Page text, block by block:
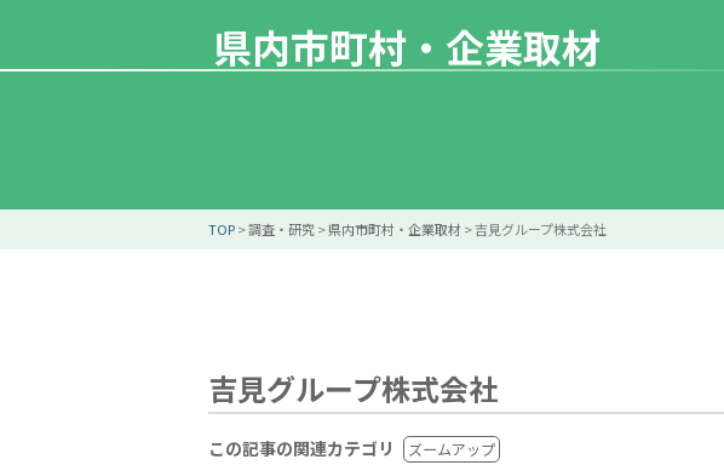
県内市町村・企業取材
TOP>調査・研究>県内市町村・企業取材 >吉見グループ株式会社
吉見グループ株式会社
この記事の関連カテゴリ ズームアップ